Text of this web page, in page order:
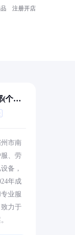
注册开店
(个体
市南
、劳
备，
年成
业服
力于